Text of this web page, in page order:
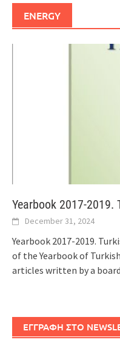
ENERGY
Yearbook 2017-2019.
December 31, 2024
Yearbook 2017-2019.
of the Yearbook of
articles written by a board
ΕΓΓΡΑΦΗ ΣΤΟ